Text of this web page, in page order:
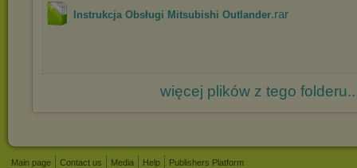
Instrukcja Obsługi Mitsubishi Outlander.rar
więcej plików z tego
Main page Contact us Media Help
Publishers Platform